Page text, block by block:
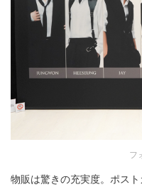
フ
物販は驚きの充実度。ポス